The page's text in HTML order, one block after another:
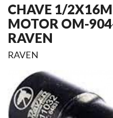
CHAVE 1/
MOTOR OM-
RAVEN
RAVEN